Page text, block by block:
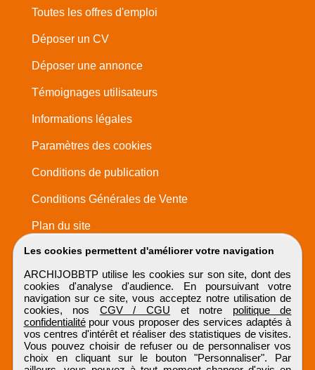
Les cookies permettent d'améliorer votre navigation
ARCHIJOBBTP utilise les cookies sur son site, dont des
cookies d'analyse d'audience. En poursuivant votre
navigation sur ce site, vous acceptez notre utilisation de
cookies, nos CGV / CGU et notre politique de
confidentialitépour vous proposer des services adaptés à
vos centres d'intérêt et réaliser des statistiques de visites.
Vous pouvez choisir de refuser ou de personnaliser vos
choix en cliquant sur le bouton "Personnaliser". Par
Toutes les offres d'emploi
Déposer un CV
Déposer une annonce
Témoignages utilisateurs
Informations légales
Paramètres des cookies
Conditions de publication
Conditions Générales de Vente
Plan du site